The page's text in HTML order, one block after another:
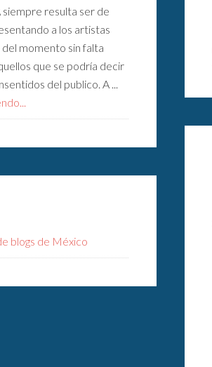
resulta ser de
a los artistas
momento sin falta
que se podría decir
del publico. A ...